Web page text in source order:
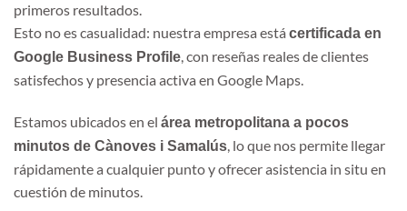
primeros resultados.
Esto no es casualidad: nuestra empresa está certificada en
Google Business Profile, con reseñas reales de clientes
satisfechos y presencia activa en Google Maps.
Estamos ubicados en el área metropolitana a pocos
minutos de Cànoves i Samalús, lo que nos permite llegar
rápidamente a cualquier punto y ofrecer asistencia in situ en
cuestión de minutos.